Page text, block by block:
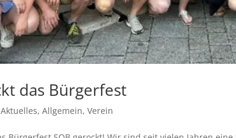
das Bürgerfest
Aktuelles,Allgemein,Verein